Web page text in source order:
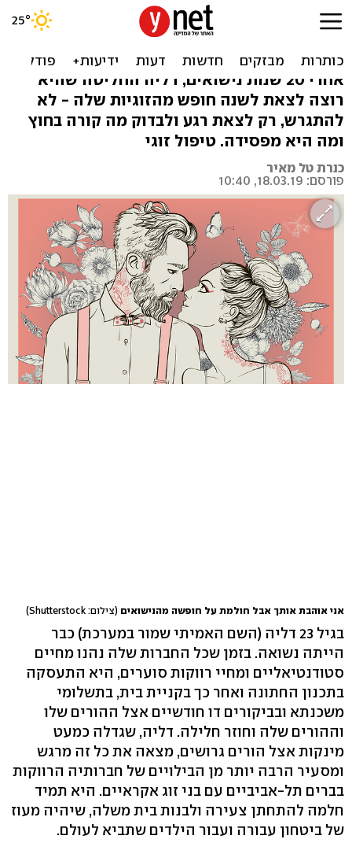
דילמה: האם לפתוח את
הנישואים לשנה?
אחרי 20 שנות נישואים, דליה החליטה שהיא
רוצה לצאת לשנה חופש מהזוגיות שלה - לא
להתגרש, רק לצאת רגע ולבדוק מה קורה בחוץ
ומה היא מפסידה. טיפול זוגי
כנרת טל מאיר
פורסם: 18.03.19, 10:40
אני אוהבת אותך אבל חולמת על חופשה מהנישואים (צילום: Shutterstock)
בגיל 23 דליה (השם האמיתי שמור במערכת) כבר
הייתה נשואה. בזמן שכל החברות שלה נהנו מחיים
סטודנטיאליים ומחיי רווקות סוערים, היא התעסקה
בתכנון החתונה ואחר כך בקניית בית, בתשלומי
משכנתא ובביקורים דו חודשיים אצל ההורים שלו
וההורים שלה וחוזר חלילה. דליה, שגדלה כמעט
מינקות אצל הורים גרושים, מצאה את כל זה מרגש
ומסעיר הרבה יותר מן הבילויים של חברותיה הרווקות
בברים תל-אביביים עם בני זוג אקראיים. היא תמיד
חלמה להתחתן צעירה ולבנות בית משלה, שיהיה מעוז
של ביטחון עבורה ועבור הילדים שתביא לעולם.